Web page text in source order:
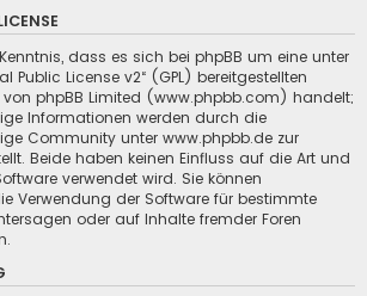
dass es sich bei phpBB um eine unter
Public License v2“ (GPL) bereitgestellten
von phpBB Limited (www.phpbb.com) handelt;
Informationen werden durch die
Community unter www.phpbb.de zur
Beide haben keinen Einfluss auf die Art und
verwendet wird. Sie können
Verwendung der Software für bestimmte
oder auf Inhalte fremder Foren